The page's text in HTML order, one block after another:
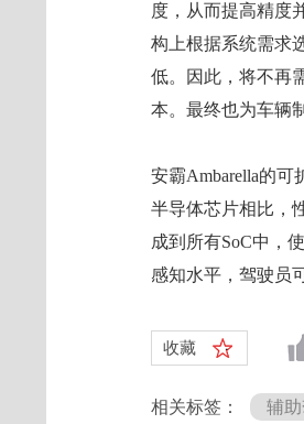
度，从而提高精度
构上根据系统需求
低。因此，将不再
本。最终也为车辆
安霸Ambarella的
半导体芯片相比，
成到所有SoC中，
感知水平，驾驶员
收藏
相关标签： 辅